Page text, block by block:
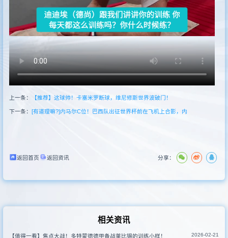
其他赛事
上一条： 【推荐】这球帅！卡塞米罗断球，维尼修斯世界波破门！
下一条： [有道理嘛?]内马尔C位！巴西队出征世界杯前在飞机上合影，内
返回首页 返回资讯 分享：
相关资讯
【值得一看】焦点大战！多特蒙德德甲备战莱比锡的训练小样！ 2026-02-21